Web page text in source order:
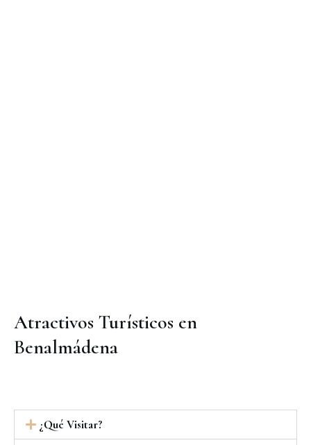
Atractivos Turísticos en
Benalmádena
¿Qué Visitar?